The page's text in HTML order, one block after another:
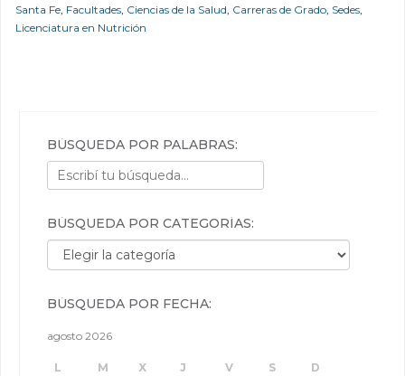
Santa Fe, Facultades, Ciencias de la Salud, Carreras de Grado, Sedes,
Licenciatura en Nutrición
BÚSQUEDA POR PALABRAS:
BÚSQUEDA POR CATEGORÍAS:
Búsqueda por categorías:
BÚSQUEDA POR FECHA:
agosto 2026
L M X J V S D